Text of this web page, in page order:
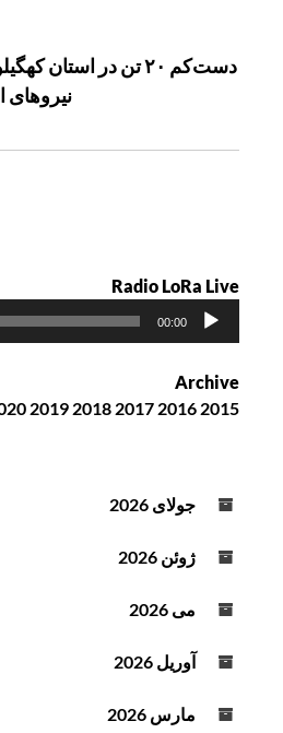
ن
ت
دست‌کم ۲۰ تن در استان
نیروهای
Radio LoRa Live
ک
ن
ه
و
00:00
Archive
2015
2016
2017
2018
2019
جولای 2026
ژوئن 2026
می 2026
آوریل 2026
مارس 2026